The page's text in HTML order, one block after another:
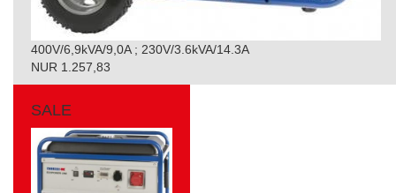
400V/6,9kVA/9,0A ; 230V/3.6kVA/14.3A
NUR 1.257,83
SALE